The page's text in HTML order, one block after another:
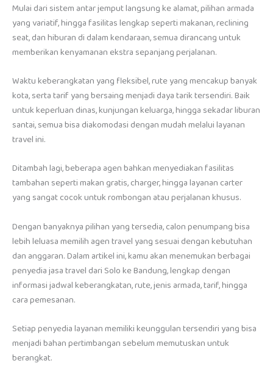
Mulai dari sistem antar jemput langsung ke alamat, pilihan armada
yang variatif, hingga fasilitas lengkap seperti makanan, reclining
seat, dan hiburan di dalam kendaraan, semua dirancang untuk
memberikan kenyamanan ekstra sepanjang perjalanan.
Waktu keberangkatan yang fleksibel, rute yang mencakup banyak
kota, serta tarif yang bersaing menjadi daya tarik tersendiri. Baik
untuk keperluan dinas, kunjungan keluarga, hingga sekadar liburan
santai, semua bisa diakomodasi dengan mudah melalui layanan
travel ini.
Ditambah lagi, beberapa agen bahkan menyediakan fasilitas
tambahan seperti makan gratis, charger, hingga layanan carter
yang sangat cocok untuk rombongan atau perjalanan khusus.
Dengan banyaknya pilihan yang tersedia, calon penumpang bisa
lebih leluasa memilih agen travel yang sesuai dengan kebutuhan
dan anggaran. Dalam artikel ini, kamu akan menemukan berbagai
penyedia jasa travel dari Solo ke Bandung, lengkap dengan
informasi jadwal keberangkatan, rute, jenis armada, tarif, hingga
cara pemesanan.
Setiap penyedia layanan memiliki keunggulan tersendiri yang bisa
menjadi bahan pertimbangan sebelum memutuskan untuk
berangkat.